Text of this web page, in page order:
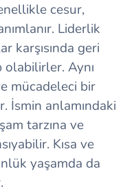
cesur,
Liderlik
karşısında geri
olabilirler. Aynı
mücadeleci bir
İsmin anlamındaki
tarzına ve
Kısa ve
yaşamda da